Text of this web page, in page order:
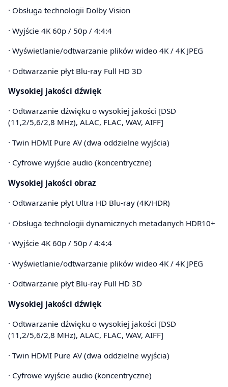
· Obsługa technologii Dolby Vision
· Wyjście 4K 60p / 50p / 4:4:4
· Wyświetlanie/odtwarzanie plików wideo 4K / 4K JPEG
· Odtwarzanie płyt Blu-ray Full HD 3D
Wysokiej jakości dźwięk
· Odtwarzanie dźwięku o wysokiej jakości [DSD
(11,2/5,6/2,8 MHz), ALAC, FLAC, WAV, AIFF]
· Twin HDMI Pure AV (dwa oddzielne wyjścia)
· Cyfrowe wyjście audio (koncentryczne)
Wysokiej jakości obraz
· Odtwarzanie płyt Ultra HD Blu-ray (4K/HDR)
· Obsługa technologii dynamicznych metadanych HDR10+
· Wyjście 4K 60p / 50p / 4:4:4
· Wyświetlanie/odtwarzanie plików wideo 4K / 4K JPEG
· Odtwarzanie płyt Blu-ray Full HD 3D
Wysokiej jakości dźwięk
· Odtwarzanie dźwięku o wysokiej jakości [DSD
(11,2/5,6/2,8 MHz), ALAC, FLAC, WAV, AIFF]
· Twin HDMI Pure AV (dwa oddzielne wyjścia)
· Cyfrowe wyjście audio (koncentryczne)